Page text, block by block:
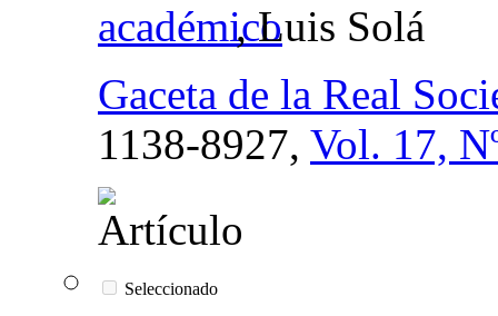
, Luis Solá
Gaceta de la Real
1138-8927, Vol. 17,
Seleccionado